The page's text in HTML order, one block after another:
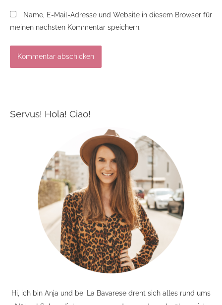
Name, E-Mail-Adresse und Website in diesem Browser für
meinen nächsten Kommentar speichern.
Servus! Hola! Ciao!
Hi, ich bin Anja und bei La Bavarese dreht sich alles rund ums